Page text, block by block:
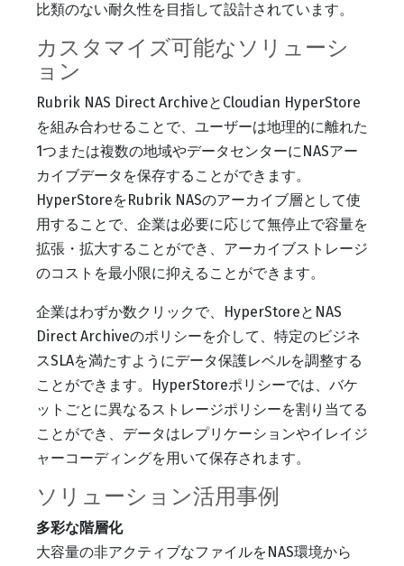
比類のない耐久性を目指して設計されています。
カスタマイズ可能なソリューシ
ョン
Rubrik NAS Direct ArchiveとCloudian HyperStore
を組み合わせることで、ユーザーは地理的に離れた
1つまたは複数の地域やデータセンターにNASアー
カイブデータを保存することができます。
HyperStoreをRubrik NASのアーカイブ層として使
用することで、企業は必要に応じて無停止で容量を
拡張・拡大することができ、アーカイブストレージ
のコストを最小限に抑えることができます。
企業はわずか数クリックで、HyperStoreとNAS
Direct Archiveのポリシーを介して、特定のビジネ
スSLAを満たすようにデータ保護レベルを調整する
ことができます。HyperStoreポリシーでは、バケ
ットごとに異なるストレージポリシーを割り当てる
ことができ、データはレプリケーションやイレイジ
ャーコーディングを用いて保存されます。
ソリューション活用事例
多彩な階層化
大容量の非アクティブなファイルをNAS環境から